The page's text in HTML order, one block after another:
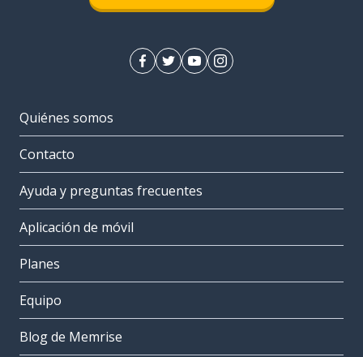
Quiénes somos
Contacto
Ayuda y preguntas frecuentes
Aplicación de móvil
Planes
Equipo
Blog de Memrise